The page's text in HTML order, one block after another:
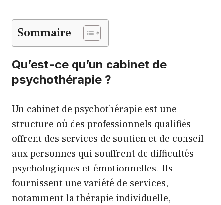
Sommaire
Qu’est-ce qu’un cabinet de
psychothérapie ?
Un cabinet de psychothérapie est une
structure où des professionnels qualifiés
offrent des services de soutien et de conseil
aux personnes qui souffrent de difficultés
psychologiques et émotionnelles. Ils
fournissent une variété de services,
notamment la thérapie individuelle,